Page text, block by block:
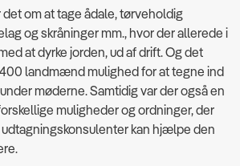
om at tage ådale, tørveholdig
og skråninger mm., hvor der allerede i
at dyrke jorden, ud af drift. Og det
landmænd mulighed for at tegne ind
møderne. Samtidig var der også en
muligheder og ordninger, der
kan hjælpe den